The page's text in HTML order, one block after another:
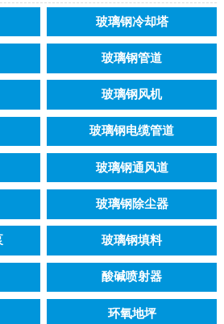
玻璃钢冷却塔
玻璃钢管道
玻璃钢风机
玻璃钢电缆管道
玻璃钢通风道
玻璃钢除尘器
玻璃钢填料
酸碱喷射器
环氧地坪